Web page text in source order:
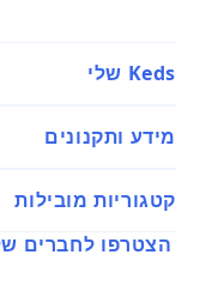
Keds שלי
מידע ותקנונים
קטגוריות מובילות